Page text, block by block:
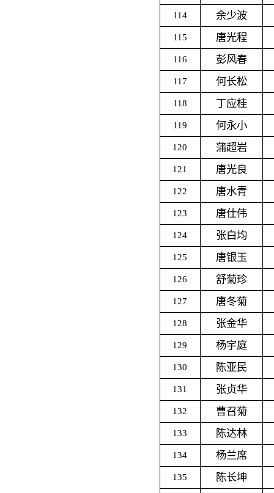
114 余少波
115 唐光程
116 彭风春
117 何长松
118 丁应桂
119 何永小
120 蒲超岩
121 唐光良
122 唐水青
123 唐仕伟
124 张白均
125 唐银玉
126 舒菊珍
127 唐冬菊
128 张金华
129 杨宇庭
130 陈亚民
131 张贞华
132 曹召菊
133 陈达林
134 杨兰席
135 陈长坤